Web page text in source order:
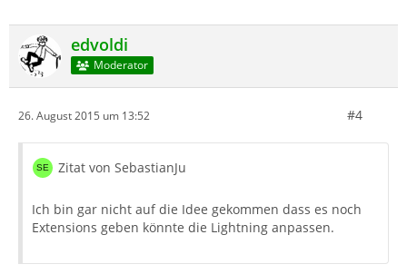
edvoldi
Moderator
26. August 2015 um 13:52 #4
Zitat von SebastianJu
Ich bin gar nicht auf die Idee gekommen dass es noch
Extensions geben könnte die Lightning anpassen.